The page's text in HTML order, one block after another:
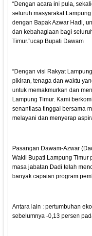
“Dengan acara ini pula,
seluruh masyarakat
dengan Bapak Azwar Hadi,
dan kebahagiaan bagi
Timur.”ucap Bupati Dawam
“Dengan visi Rakyat
pikiran, tenaga dan waktu
untuk memakmurkan dan
Lampung Timur. Kami
senantiasa tinggal bersama
melayani dan menyerap
Pasangan Dawam-Azwar
Wakil Bupati Lampung Timur
masa jabatan Dadi telah
banyak capaian program
Antara lain : pertumbuhan
sebelumnya -0,13 persen